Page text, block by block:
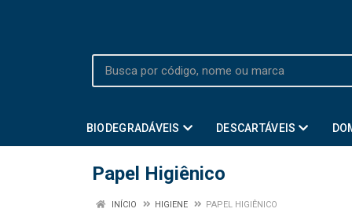
BIODEGRADÁVEIS DESCARTÁVEIS
Papel Higiênico
INÍCIO HIGIENE PAPEL HIGIÊNICO